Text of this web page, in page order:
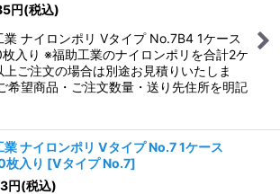
円(税込)
業 ナイロンポリ Vタイプ No.7B4 1ケース
入り ※福助工業のナイロンポリを合計2ケ
上ご注文の場合は別途お見積りいたしま
希望商品・ご注文数量・送り先住所を明記
業 ナイロンポリ Vタイプ No.7 1ケース
入り [Vタイプ No.7]
円(税込)